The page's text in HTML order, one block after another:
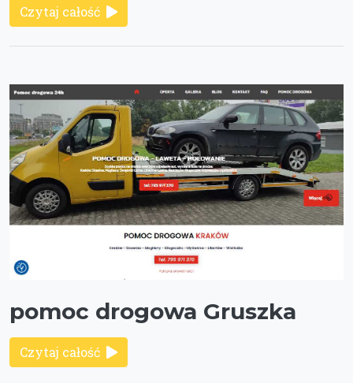
Czytaj całość
pomoc drogowa Gruszka
Czytaj całość